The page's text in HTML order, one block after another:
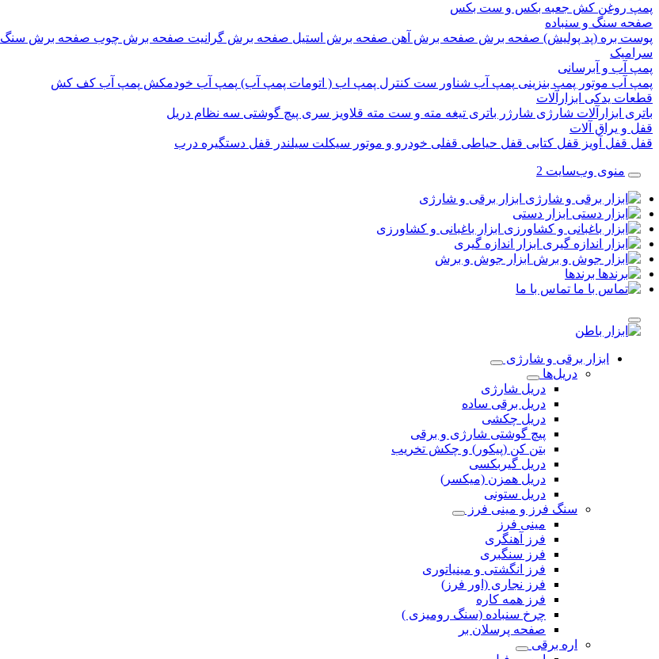
پمپ روغن کش جعبه بکس و ست بکس
صفحه سنگ و سنباده
پوست بره (پد پولیش) صفحه برش‌ صفحه برش‌ آهن صفحه برش‌ استیل صفحه برش‌ گرانیت صفحه برش چوب صفحه برش‌ سنگ
سرامیک
پمپ آب و آبرسانی
پمپ آب موتور پمپ بنزینی پمپ آب شناور ست کنترل پمپ اب ( اتومات پمپ آب) پمپ آب خودمکش پمپ آب کف کش
قطعات یدکی ابزارآلات
باتری ابزارآلات شارژی شارژر باتری تیغه مته و ست مته قلاویز سری پیچ گوشتی سه نظام دریل
قفل و یراق آلات
قفل قفل آویز قفل کتابی قفل حیاطی قفلی خودرو و موتور سیکلت سیلندر قفل دستگیره درب
منوی وب‌سایت 2
ابزار برقی و شارژی
ابزار دستی
ابزار باغبانی و کشاورزی
ابزار اندازه گیری
ابزار جوش و برش
برندها
تماس با ما
ابزار برقی و شارژی
دریل‌ها
دریل شارژی
دریل برقی ساده
دریل چکشی
پیچ گوشتی شارژی و برقی
بتن کن (پیکور) و چکش تخریب
دریل گیربکسی
دریل همزن (میکسر)
دریل ستونی
سنگ فرز و مینی فرز
مینی فرز
فرز آهنگری
فرز سنگبری
فرز انگشتی و مینیاتوری
فرز نجاری (اور فرز)
فرز همه کاره
چرخ سنباده (سنگ رومیزی )
صفحه پرسلان بر
اره برقی